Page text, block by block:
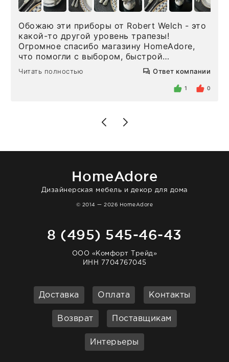
Обожаю эти приборы от Robert Welch - это
какой-то другой уровень трапезы!
Огромное спасибо магазину HomeAdore,
что помогли с выбором, быстрой
доставкой и высоким сервисом. Один раз
была здесь лично, забирала чайные ложки,
внутри очень много антикварной посуды,
Позже заказывала остальные приборы -
доставили сдэком на следующий день к
отвечает очень быстро. Взаимодействием
Читать полностью Ответ компании
1 0
HomeAdore
Дизайнерская мебель и декор для дома
© 2014 — 2026 HomeAdore
8 (495) 545-46-43
ООО «Комфорт Трейд»
ИНН 7704767045
Доставка Оплата Контакты
Возврат Поставщикам
Интерьеры